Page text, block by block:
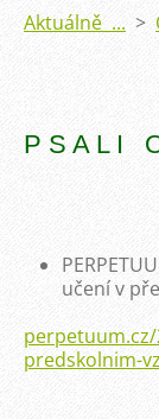
Aktuálně ... >
P S A L I
učení v
predskolnim-